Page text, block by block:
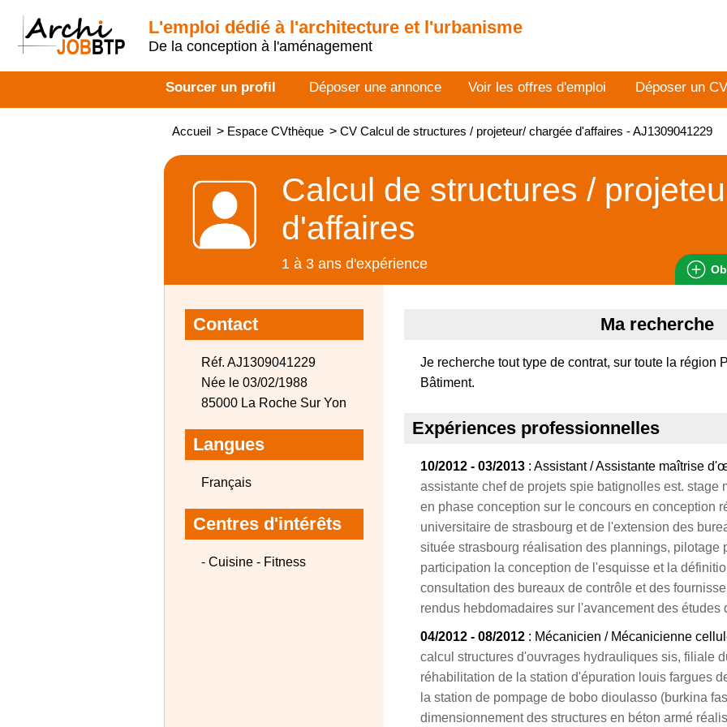
L'emploi dédié à l'architecture et l'urbanisme
De la conception à l'aménagement
Sourcer un profil Déposer une annonce Voir les offres d'emploi Déposer un CV
Accueil > Espace CVthèque > CV Calcul de structures / projeteur/ chargée d'affaires - AJ1309041229
Calcul de structures /
d'affaires
1 à 3 ans d'expérience
Contact
Réf. AJ1309041229
Née le 03/02/1988
85000 La Roche Sur Yon
Langues
Français
Centres d'intérêts
- Cuisine - Fitness
Ma recherche
Je recherche tout type de contrat, sur toute la région
Bâtiment.
Expériences professionnelles
10/2012 - 03/2013 : Assistant / Assistante maîtrise
assistante chef de projets spie batignolles est. stage
en phase conception sur le concours en conception
universitaire de strasbourg et de l'extension des
située strasbourg réalisation des plannings, pilotage
participation la conception de l'esquisse et la
consultation des bureaux de contrôle et des
rendus hebdomadaires sur l'avancement des études
04/2012 - 08/2012 : Mécanicien / Mécanicienne
calcul structures d'ouvrages hydrauliques sis, filiale
réhabilitation de la station d'épuration louis fargues
la station de pompage de bobo dioulasso (burkina
dimensionnement des structures en béton armé